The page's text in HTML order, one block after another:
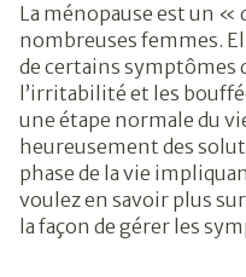
La ménopause est un
nombreuses femmes.
de certains symptômes
l’irritabilité et les
une étape normale du
heureusement des
phase de la vie
voulez en savoir plus
la façon de gérer les